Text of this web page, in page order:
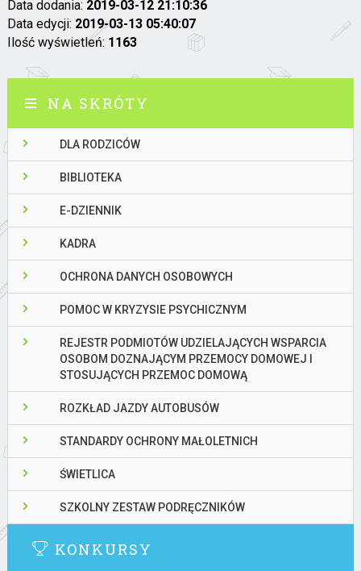
Data dodania: 2019-03-12 21:10:36
Data edycji: 2019-03-13 05:40:07
Ilość wyświetleń: 1163
NA SKRÓTY
DLA RODZICÓW
BIBLIOTEKA
E-DZIENNIK
KADRA
OCHRONA DANYCH OSOBOWYCH
POMOC W KRYZYSIE PSYCHICZNYM
REJESTR PODMIOTÓW UDZIELAJĄCYCH WSPARCIA
OSOBOM DOZNAJĄCYM PRZEMOCY DOMOWEJ I
STOSUJĄCYCH PRZEMOC DOMOWĄ
ROZKŁAD JAZDY AUTOBUSÓW
STANDARDY OCHRONY MAŁOLETNICH
ŚWIETLICA
SZKOLNY ZESTAW PODRĘCZNIKÓW
KONKURSY